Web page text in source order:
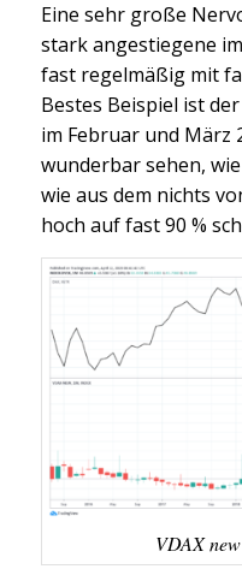
Eine sehr große
stark angestiegene
fast regelmäßig mit
Bestes Beispiel ist
im Februar und März
wunderbar sehen,
wie aus dem nichts
hoch auf fast 90 %
VDAX